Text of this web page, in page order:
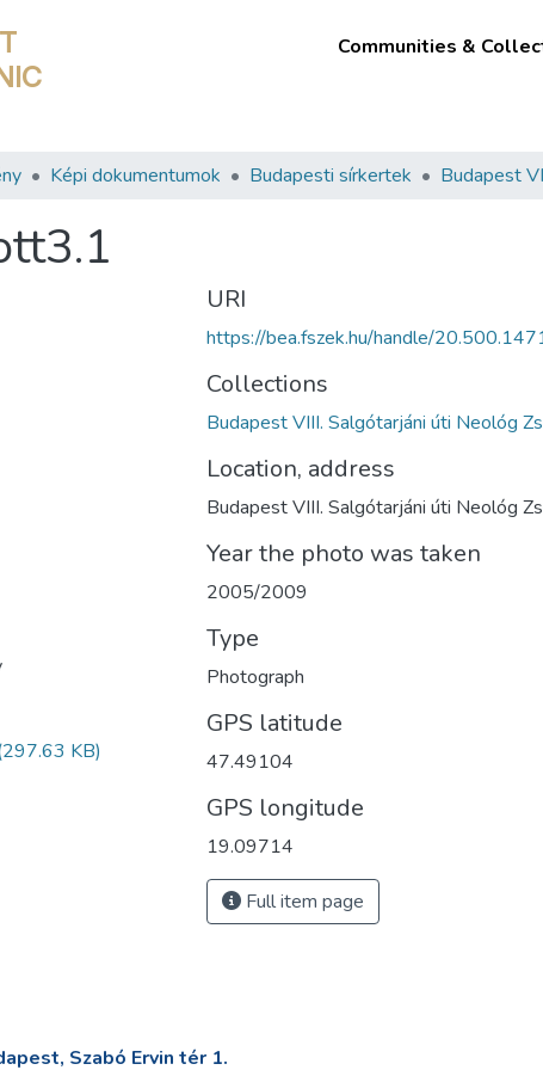
Communities &
Képi dokumentumok Budapesti sírkertek
KB)
URI
https://bea.fszek.hu/handle/
Collections
Budapest VIII. Salgótarjáni úti Neológ
Location, address
Budapest VIII. Salgótarjáni úti Neológ
Year the photo was taken
2005/2009
Type
Photograph
GPS latitude
47.49104
GPS longitude
19.09714
Full item page
Szabó Ervin tér 1.